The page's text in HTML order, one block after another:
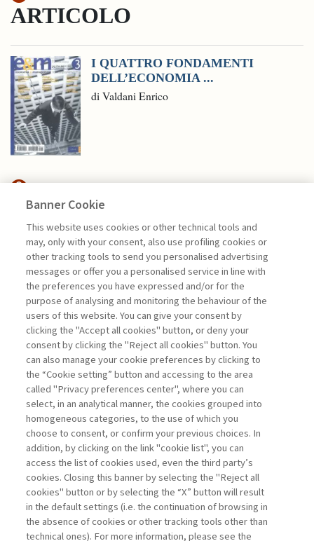
ARTICOLO
I QUATTRO FONDAMENTI
DELL’ECONOMIA ...
di Valdani Enrico
HIGHLIGHTS
LA FEDELTÀ DEI CLIENTI COME
LEVA STRATEGICA ...
di Bruno Busacca, Giuseppe Bertoli
La consultazione dei libri è riservata esclusivamente
agli abbonati Premium
Legenda: Accedi Per registrati Per abbonati
Contatti
Abbonamenti
Banner Cookie
This website uses cookies or other technical tools and
may, only with your consent, also use profiling cookies or
other tracking tools to send you personalised advertising
messages or offer you a personalised service in line with
the preferences you have expressed and/or for the
purpose of analysing and monitoring the behaviour of the
users of this website. You can give your consent by
clicking the "Accept all cookies" button, or deny your
consent by clicking the "Reject all cookies" button. You
can also manage your cookie preferences by clicking to
the “Cookie setting” button and accessing to the area
called "Privacy preferences center", where you can
select, in an analytical manner, the cookies grouped into
homogeneous categories, to the use of which you
choose to consent, or confirm your previous choices. In
addition, by clicking on the link "cookie list", you can
access the list of cookies used, even the third party’s
cookies. Closing this banner by selecting the "Reject all
cookies" button or by selecting the “X” button will result
in the default settings (i.e. the continuation of browsing in
the absence of cookies or other tracking tools other than
technical ones). For more information, please see the